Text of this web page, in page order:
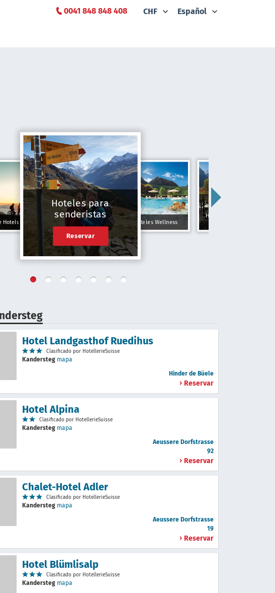
0041 848 848 408 CHF Español
Hotels
Hoteles para
senderistas
Reservar
Hoteles Wellness
Hoteles Típicamente
Hotel Landgasthof Ruedihus
Clasificado por HotellerieSuisse
Kandersteg mapa
Hinder de Büele
Reservar
Hotel Alpina
Clasificado por HotellerieSuisse
Kandersteg mapa
Aeussere Dorfstrasse
92
Reservar
Chalet-Hotel Adler
Clasificado por HotellerieSuisse
Kandersteg mapa
Aeussere Dorfstrasse
19
Reservar
Hotel Blümlisalp
Clasificado por HotellerieSuisse
Kandersteg mapa